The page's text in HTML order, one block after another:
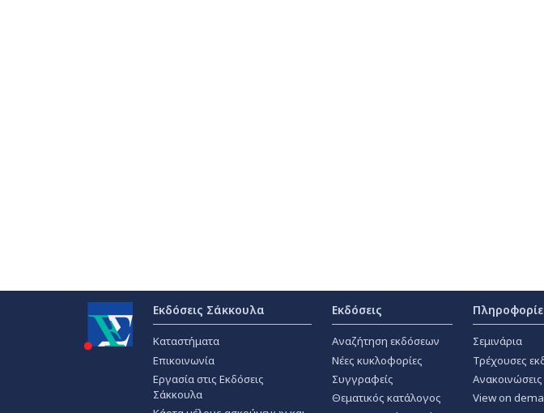
Εκδόσεις Σάκκουλα
Καταστήματα
Επικοινωνία
Εργασία στις Εκδόσεις
Σάκκουλα
Εκδόσεις
Αναζήτηση εκδόσεων
Νέες κυκλοφορίες
Συγγραφείς
Θεματικός κατάλογος
Σεμινάρια
Τρέχουσες
Ανακοινώσεις
View on